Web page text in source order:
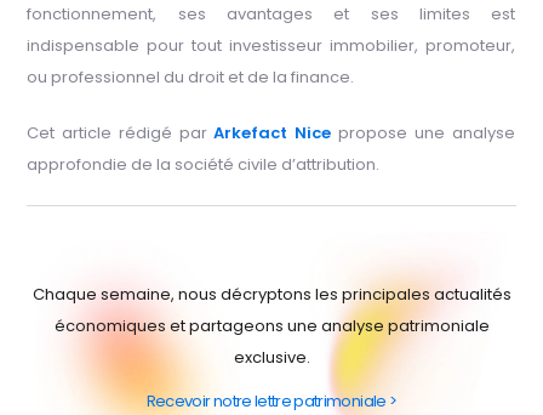
fonctionnement, ses avantages et ses limites est
indispensable pour tout investisseur immobilier, promoteur,
ou professionnel du droit et de la finance.
Cet article rédigé parArkefact Nice propose une analyse
approfondie de la société civile d’attribution.
Chaque semaine, nous décryptons les principales actualités
économiques et partageons une analyse patrimoniale
exclusive.
Recevoir notre lettre patrimoniale >